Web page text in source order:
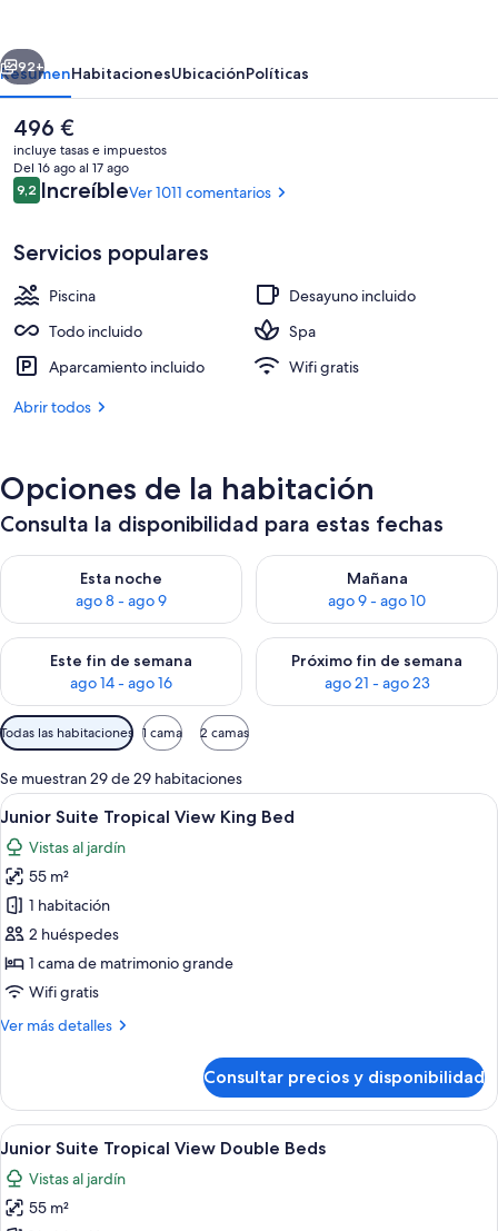
&
Spa
Adults
Only
All
Inclusive
Vistas del balcón
Siguiente
92+
ResumenHabitacionesUbicaciónPolíticas
El
precio
actual
es
de
496 €
incluye tasas e impuestos
Del 16 ago al 17 ago
Comentarios
9,29,2 de 10
IncreíbleVer 1011 comentarios
Servicios populares
Piscina
Desayuno incluido
Todo incluido
Spa
Aparcamiento incluido
Wifi gratis
Abrir todos
Opciones de la habitación
Consulta la disponibilidad para estas fechas
Esta noche
ago 8 - ago 9
Consulta la disponibilidad para esta noche, ago 8 - ago 9
Mañana
ago 9 - ago 10
Consulta la disponibilidad
Este fin de semana
ago 14 - ago 16
Consulta la disponibilidad para este fin de semana, ago 14 -
Próximo fin de semana
ago 21 - ago 23
Consulta la disponibilidad
Filtros
disponibles
para
las
habitaciones
Todas las habitaciones 1 cama 2 camas
Se muestran 29 de 29 habitaciones
Abrir
todas
las
fotos
de
Junior
Suite
Tropical
King
Habitación de hotel con cama, sofá,
8
Junior Suite Tropical View King Bed
Vistas al jardín
55 m²
1 habitación
2 huéspedes
1 cama de matrimonio grande
Wifi gratis
Ver más detalles
Más
Suite
Tropical
View
King
Bed
Consultar precios y disponibilidad
Abrir
todas
las
fotos
Habitación de hotel con dos camas,
8
Junior Suite Tropical View Double Beds
Vistas al jardín
55 m²